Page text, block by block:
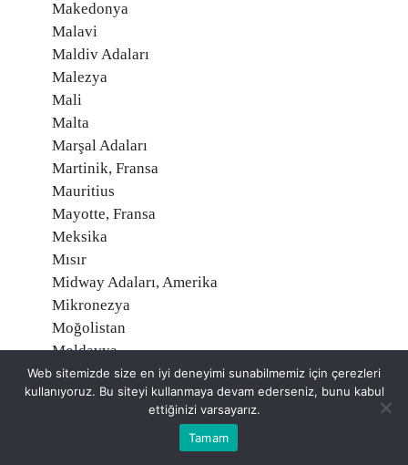
Makedonya
Malavi
Maldiv Adaları
Malezya
Mali
Malta
Marşal Adaları
Martinik, Fransa
Mauritius
Mayotte, Fransa
Meksika
Mısır
Midway Adaları, Amerika
Mikronezya
Moğolistan
Moldavya
Monako
Montserrat
Web sitemizde size en iyi deneyimi sunabilmemiz için çerezleri
kullanıyoruz. Bu siteyi kullanmaya devam ederseniz, bunu kabul
ettiğinizi varsayarız.
Tamam